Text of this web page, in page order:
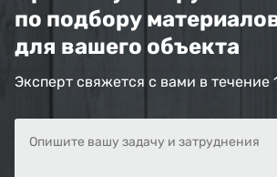
по подбору
для вашего объекта
Эксперт свяжется с вами в течение